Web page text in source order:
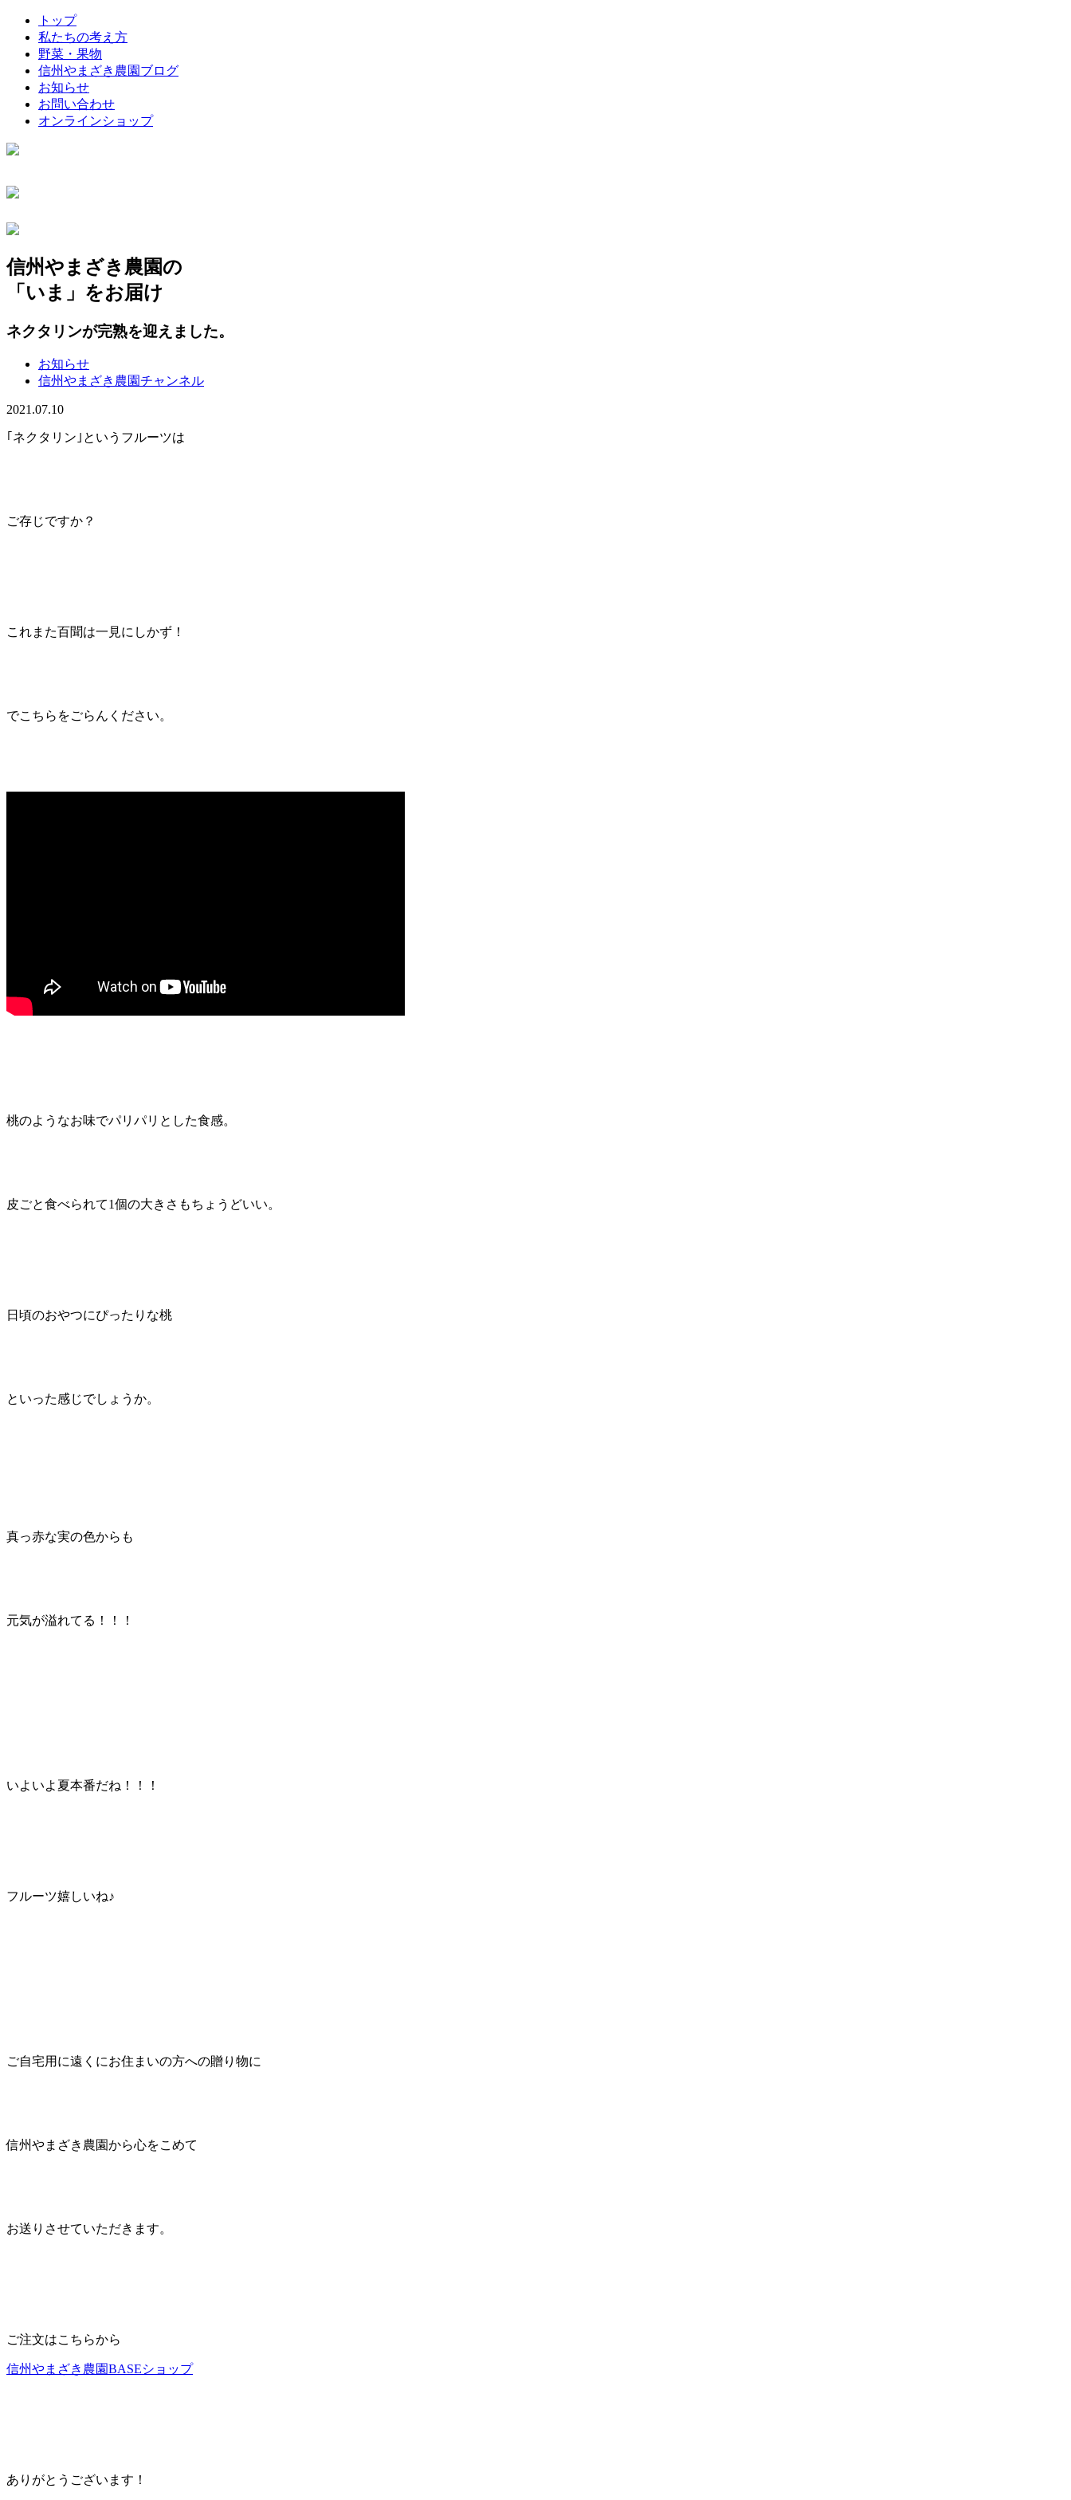
トップ
私たちの考え方
野菜・果物
信州やまざき農園ブログ
お知らせ
お問い合わせ
オンラインショップ
信州やまざき農園の
「いま」をお届け
ネクタリンが完熟を迎えました。
お知らせ
信州やまざき農園チャンネル
2021.07.10
｢ネクタリン｣というフルーツは
ご存じですか？
これまた百聞は一見にしかず！
でこちらをごらんください。
桃のようなお味でパリパリとした食感。
皮ごと食べられて1個の大きさもちょうどいい。
日頃のおやつにぴったりな桃
といった感じでしょうか。
真っ赤な実の色からも
元気が溢れてる！！！
いよいよ夏本番だね！！！
フルーツ嬉しいね♪
ご自宅用に遠くにお住まいの方への贈り物に
信州やまざき農園から心をこめて
お送りさせていただきます。
ご注文はこちらから
信州やまざき農園BASEショップ
ありがとうございます！